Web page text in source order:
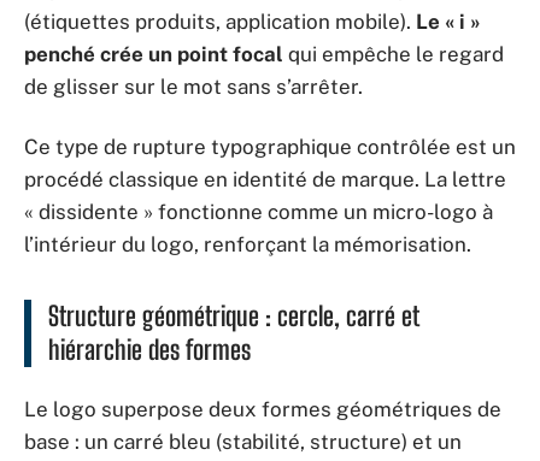
(étiquettes produits, application mobile). Le « i »
penché crée un point focal qui empêche le regard
de glisser sur le mot sans s’arrêter.
Ce type de rupture typographique contrôlée est un
procédé classique en identité de marque. La lettre
« dissidente » fonctionne comme un micro-logo à
l’intérieur du logo, renforçant la mémorisation.
Structure géométrique : cercle, carré et
hiérarchie des formes
Le logo superpose deux formes géométriques de
base : un carré bleu (stabilité, structure) et un